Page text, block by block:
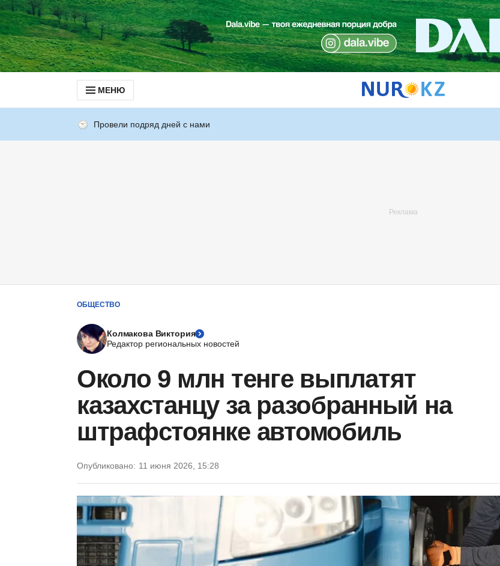
МЕНЮ
Провели подряд дней с нами
ОБЩЕСТВО
Колмакова Виктория
Редактор региональных новостей
Около 9 млн тенге выплатят
казахстанцу за разобранный на
штрафстоянке автомобиль
Опубликовано: 11 июня 2026, 15:28